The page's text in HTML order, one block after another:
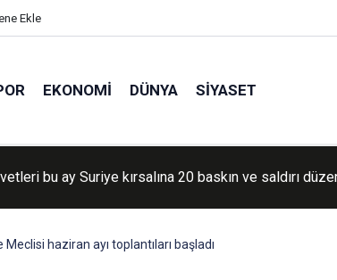
Ekle
EKONOMI DÜNYA SIYASET
Lübnan'da saldırılarını sürdürdü
haziran ayı toplantıları başladı